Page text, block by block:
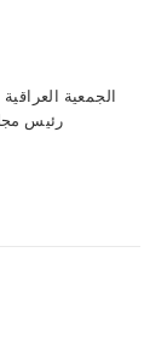
الجمعية
رئيس